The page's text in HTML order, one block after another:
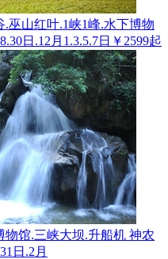
巫山红叶.1峡1峰.水下博物
日.12月1.3.5.7日 ￥2599起
馆.三峡大坝.升船机 神农
日.2月